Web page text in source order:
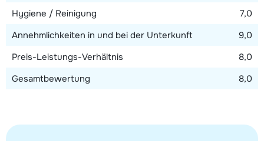
Hygiene / Reinigung
7,0
Annehmlichkeiten in und bei der Unterkunft
9,0
Preis-Leistungs-Verhältnis
8,0
Gesamtbewertung
8,0